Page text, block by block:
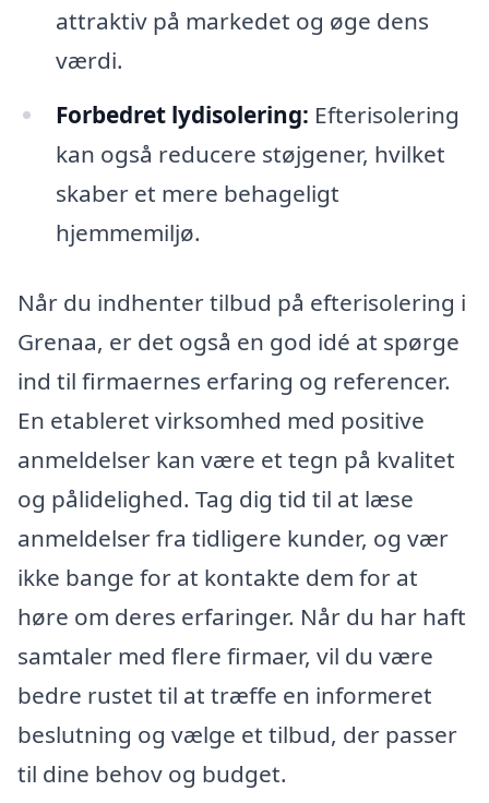
attraktiv på markedet og øge dens
værdi.
Forbedret lydisolering: Efterisolering
kan også reducere støjgener, hvilket
skaber et mere behageligt
hjemmemiljø.
Når du indhenter tilbud på efterisolering i
Grenaa, er det også en god idé at spørge
ind til firmaernes erfaring og referencer.
En etableret virksomhed med positive
anmeldelser kan være et tegn på kvalitet
og pålidelighed. Tag dig tid til at læse
anmeldelser fra tidligere kunder, og vær
ikke bange for at kontakte dem for at
høre om deres erfaringer. Når du har haft
samtaler med flere firmaer, vil du være
bedre rustet til at træffe en informeret
beslutning og vælge et tilbud, der passer
til dine behov og budget.